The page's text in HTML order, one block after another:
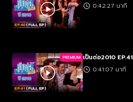
0:42:27 นาที
PREMIUM เป็นต่อ2010 EP.41
0:41:07 นาที